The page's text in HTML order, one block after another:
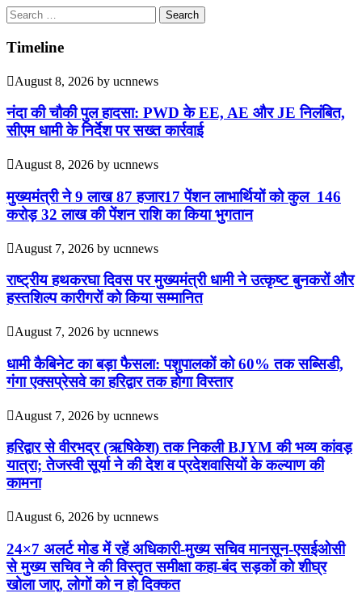
Search
for:
Timeline
August 8, 2026 by ucnnews
नंदा की चौकी पुल हादसा: PWD के EE, AE और JE निलंबित,
सीएम धामी के निर्देश पर सख्त कार्रवाई
August 8, 2026 by ucnnews
मुख्यमंत्री ने 9 लाख 87 हजार17 पेंशन लाभार्थियों को कुल 146
करोड़ 32 लाख की पेंशन राशि का किया भुगतान
August 7, 2026 by ucnnews
राष्ट्रीय हथकरघा दिवस पर मुख्यमंत्री धामी ने उत्कृष्ट बुनकरों और
हस्तशिल्प कारीगरों को किया सम्मानित
August 7, 2026 by ucnnews
​धामी कैबिनेट का बड़ा फैसला: पशुपालकों को 60% तक सब्सिडी,
गंगा एक्सप्रेसवे का हरिद्वार तक होगा विस्तार
August 7, 2026 by ucnnews
​हरिद्वार से वीरभद्र (ऋषिकेश) तक निकली BJYM की भव्य कांवड़
यात्रा; तेजस्वी सूर्या ने की देश व प्रदेशवासियों के कल्याण की
कामना
August 6, 2026 by ucnnews
24×7 अलर्ट मोड में रहें अधिकारी-मुख्य सचिव मानसून-एसईओसी
से मुख्य सचिव ने की विस्तृत समीक्षा कहा-बंद सड़कों को शीघ्र
खोला जाए, लोगों को न हो दिक्कत